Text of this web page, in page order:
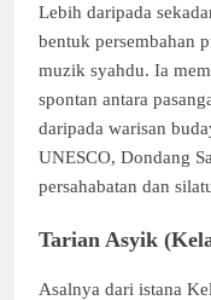
Lebih daripada
bentuk persembahan
muzik syahdu. Ia
spontan antara
daripada warisan
UNESCO, Dondang
persahabatan dan
Tarian Asyik
Asalnya dari istana